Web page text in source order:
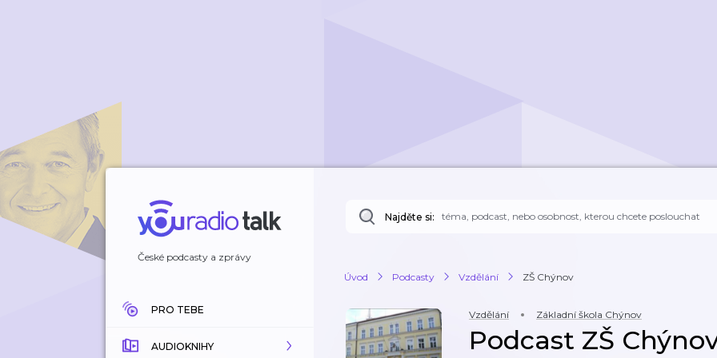
České podcasty a zprávy
PRO TEBE
AUDIOKNIHY
Najděte si:
Úvod Podcasty Vzdělání ZŠ Chýnov
Vzdělání Základní škola Chýnov
Podcast ZŠ